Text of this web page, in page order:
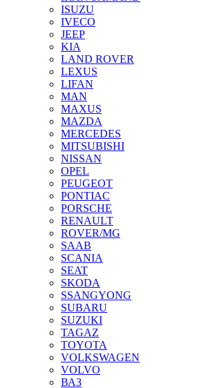
ISUZU
IVECO
JEEP
KIA
LAND ROVER
LEXUS
LIFAN
MAN
MAXUS
MAZDA
MERCEDES
MITSUBISHI
NISSAN
OPEL
PEUGEOT
PONTIAC
PORSCHE
RENAULT
ROVER/MG
SAAB
SCANIA
SEAT
SKODA
SSANGYONG
SUBARU
SUZUKI
TAGAZ
TOYOTA
VOLKSWAGEN
VOLVO
ВАЗ